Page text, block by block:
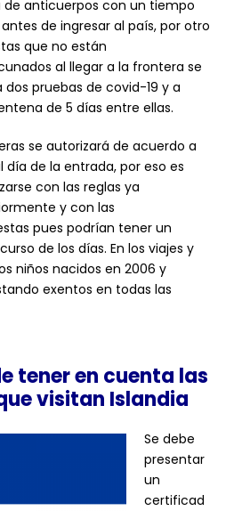
de anticuerpos con un tiempo
de ingresar al país, por otro
que no están
al llegar a la frontera se
pruebas de covid-19 y a
de 5 días entre ellas.
se autorizará de acuerdo a
día de la entrada, por eso es
con las reglas ya
y con las
pues podrían tener un
de los días. En los viajes y
niños nacidos en 2006 y
exentos en todas las
tener en cuenta las
visitan Islandia
Se debe
presentar
un
certificad